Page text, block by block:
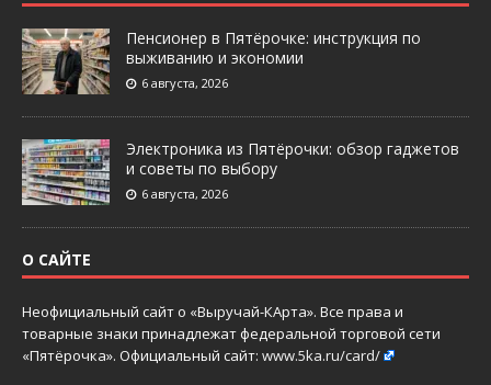
Пенсионер в Пятёрочке: инструкция по
выживанию и экономии
6 августа, 2026
Электроника из Пятёрочки: обзор гаджетов
и советы по выбору
6 августа, 2026
О САЙТЕ
Неофициальный сайт о «Выручай-КАрта». Все права и
товарные знаки принадлежат федеральной торговой сети
«Пятёрочка». Официальный сайт: www.5ka.ru/card/